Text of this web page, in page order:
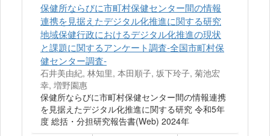
保健所ならびに市町村保健センター間の情報
連携を見据えたデジタル化推進に関する研究
地域保健行政におけるデジタル化推進の現状
と課題に関するアンケート調査-全国市町村保
健センター調査-
石井美由紀, 林知里, 本田順子, 坂下玲子, 菊池宏
幸, 増野園惠
保健所ならびに市町村保健センター間の情報連携
を見据えたデジタル化推進に関する研究 令和5年
度 総括・分担研究報告書(Web) 2024年